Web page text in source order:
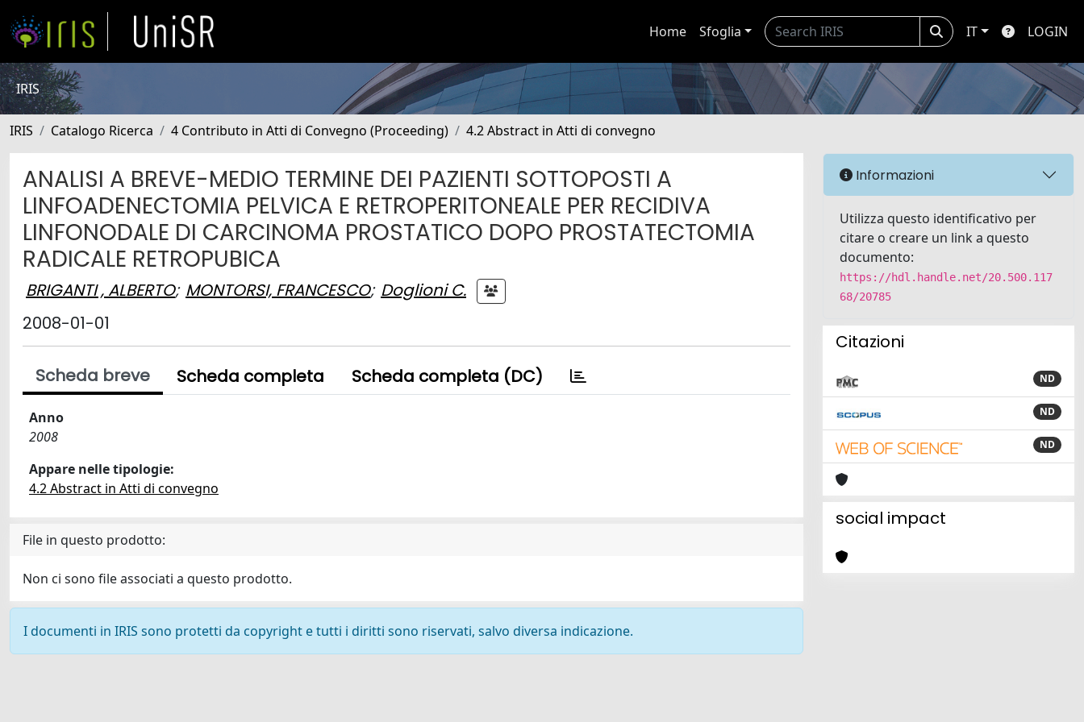
Home Sfoglia IT LOGIN
IRIS
IRIS Catalogo Ricerca 4 Contributo in Atti di Convegno (Proceeding) 4.2 Abstract in Atti di convegno
ANALISI A BREVE-MEDIO TERMINE DEI PAZIENTI SOTTOPOSTI A
LINFOADENECTOMIA PELVICA E RETROPERITONEALE PER RECIDIVA
LINFONODALE DI CARCINOMA PROSTATICO DOPO PROSTATECTOMIA
RADICALE RETROPUBICA
BRIGANTI , ALBERTO; MONTORSI, FRANCESCO; Doglioni C.
2008-01-01
Scheda breve Scheda completa Scheda completa (DC)
Anno
2008
Appare nelle tipologie:
4.2 Abstract in Atti di convegno
File in questo prodotto:
Non ci sono file associati a questo prodotto.
I documenti in IRIS sono protetti da copyright e tutti i diritti sono riservati, salvo diversa indicazione.
Informazioni
Utilizza questo identificativo per
citare o creare un link a questo
documento:
https://hdl.handle.net/20.500.117
68/20785
Citazioni
ND
ND
ND
social impact